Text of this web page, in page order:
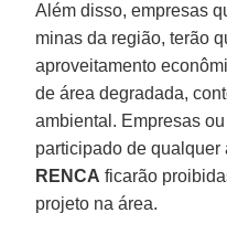
Além disso, empresas
minas da região, terão
aproveitamento
de área degradada,
ambiental. Empresas
participado de
RENCA ficarão
projeto na área.